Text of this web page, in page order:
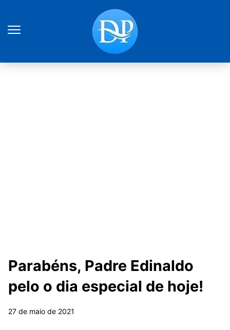
Parabéns, Padre Edinaldo
pelo o dia especial de hoje!
27 de maio de 2021